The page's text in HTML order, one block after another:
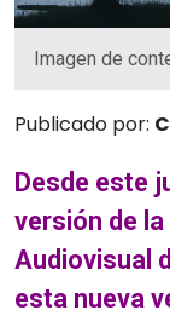
Imagen de
Publicado por:
Desde este
versión de
Audiovisual
esta nueva